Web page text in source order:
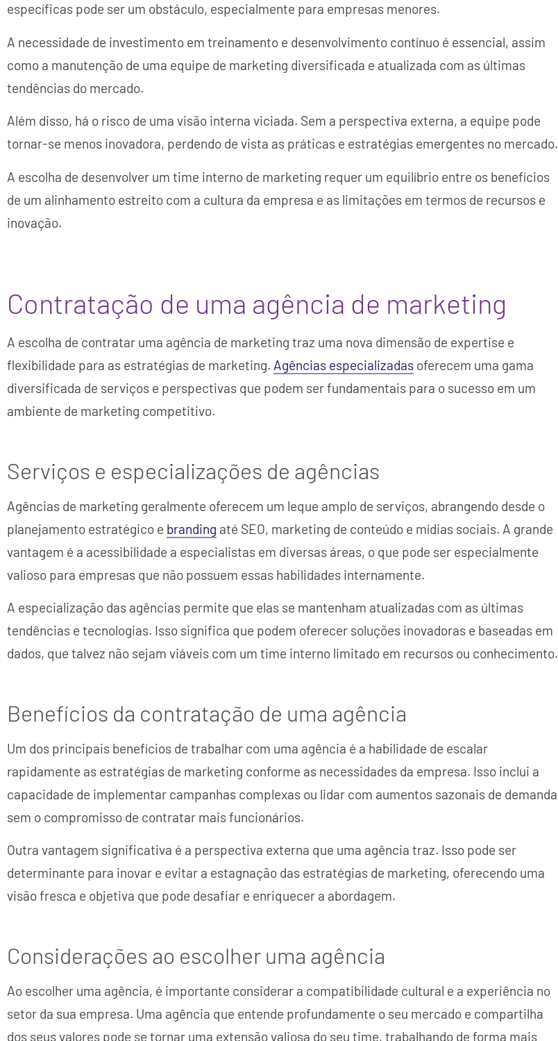
específicas pode ser um obstáculo, especialmente para empresas menores.
A necessidade de investimento em treinamento e desenvolvimento contínuo é essencial, assim
como a manutenção de uma equipe de marketing diversificada e atualizada com as últimas
tendências do mercado.
Além disso, há o risco de uma visão interna viciada. Sem a perspectiva externa, a equipe pode
tornar-se menos inovadora, perdendo de vista as práticas e estratégias emergentes no mercado.
A escolha de desenvolver um time interno de marketing requer um equilíbrio entre os benefícios
de um alinhamento estreito com a cultura da empresa e as limitações em termos de recursos e
inovação.
Contratação de uma agência de marketing
A escolha de contratar uma agência de marketing traz uma nova dimensão de expertise e
flexibilidade para as estratégias de marketing. Agências especializadas oferecem uma gama
diversificada de serviços e perspectivas que podem ser fundamentais para o sucesso em um
ambiente de marketing competitivo.
Serviços e especializações de agências
Agências de marketing geralmente oferecem um leque amplo de serviços, abrangendo desde o
planejamento estratégico e branding até SEO, marketing de conteúdo e mídias sociais. A grande
vantagem é a acessibilidade a especialistas em diversas áreas, o que pode ser especialmente
valioso para empresas que não possuem essas habilidades internamente.
A especialização das agências permite que elas se mantenham atualizadas com as últimas
tendências e tecnologias. Isso significa que podem oferecer soluções inovadoras e baseadas em
dados, que talvez não sejam viáveis com um time interno limitado em recursos ou conhecimento.
Benefícios da contratação de uma agência
Um dos principais benefícios de trabalhar com uma agência é a habilidade de escalar
rapidamente as estratégias de marketing conforme as necessidades da empresa. Isso inclui a
capacidade de implementar campanhas complexas ou lidar com aumentos sazonais de demanda
sem o compromisso de contratar mais funcionários.
Outra vantagem significativa é a perspectiva externa que uma agência traz. Isso pode ser
determinante para inovar e evitar a estagnação das estratégias de marketing, oferecendo uma
visão fresca e objetiva que pode desafiar e enriquecer a abordagem.
Considerações ao escolher uma agência
Ao escolher uma agência, é importante considerar a compatibilidade cultural e a experiência no
setor da sua empresa. Uma agência que entende profundamente o seu mercado e compartilha
dos seus valores pode se tornar uma extensão valiosa do seu time, trabalhando de forma mais